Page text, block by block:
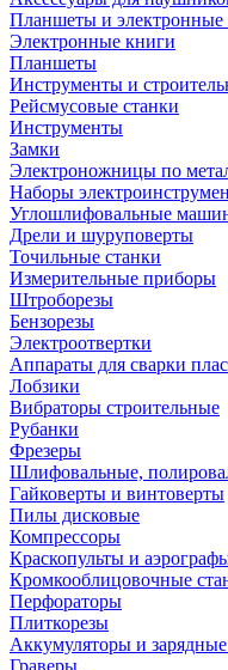
Планшеты и электронные
Электронные книги
Планшеты
Инструменты и
Рейсмусовые станки
Инструменты
Замки
Электроножницы по
Наборы
Углошлифовальные
Дрели и шуруповерты
Точильные станки
Измерительные приборы
Штроборезы
Бензорезы
Электроотвертки
Аппараты для сварки
Лобзики
Вибраторы строительные
Рубанки
Фрезеры
Шлифовальные,
Гайковерты и винтоверты
Пилы дисковые
Компрессоры
Краскопульты и
Кромкооблицовочные
Перфораторы
Плиткорезы
Аккумуляторы и зарядные
Граверы